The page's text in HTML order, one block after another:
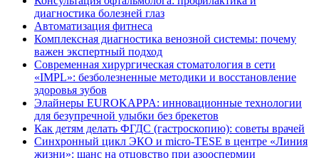
диагностика болезней глаз
Автоматизация фитнеса
Комплексная диагностика венозной системы: почему
важен экспертный подход
Современная хирургическая стоматология в сети
«IMPL»: безболезненные методики и восстановление
здоровья зубов
Элайнеры EUROKAPPA: инновационные технологии
для безупречной улыбки без брекетов
Как детям делать ФГДС (гастроскопию): советы врачей
Синхронный цикл ЭКО и micro-TESE в центре «Линия
жизни»: шанс на отцовство при азооспермии